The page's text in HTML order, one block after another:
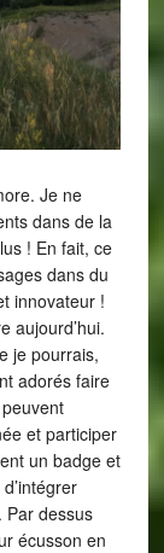
Je ne
dans de la
! En fait, ce
dans du
innovateur !
aujourd’hui.
je pourrais,
adorés faire
et participer
un badge et
Par dessus
écusson en